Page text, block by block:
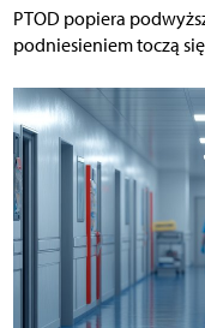
PTOD popiera
podniesieniem toczą